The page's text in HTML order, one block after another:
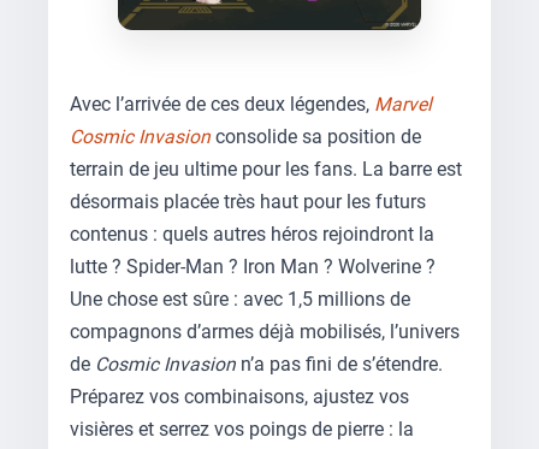
Avec l’arrivée de ces deux légendes, Marvel
Cosmic Invasionconsolide sa position de
terrain de jeu ultime pour les fans. La barre est
désormais placée très haut pour les futurs
contenus : quels autres héros rejoindront la
lutte ? Spider-Man ? Iron Man ? Wolverine ?
Une chose est sûre : avec 1,5 millions de
compagnons d’armes déjà mobilisés, l’univers
de Cosmic Invasionn’a pas fini de s’étendre.
Préparez vos combinaisons, ajustez vos
visières et serrez vos poings de pierre : la